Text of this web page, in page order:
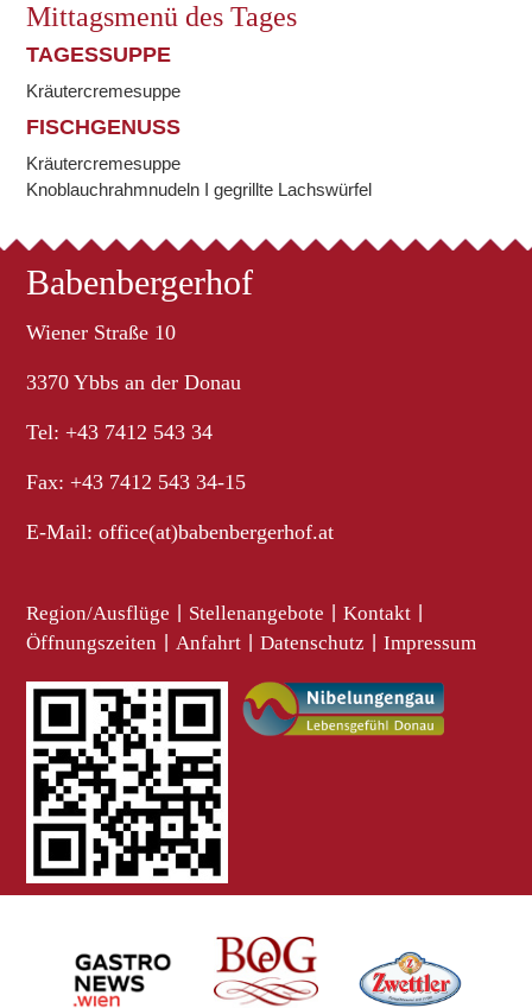
Mittagsmenü des Tages
TAGESSUPPE
Kräutercremesuppe
FISCHGENUSS
Kräutercremesuppe
Knoblauchrahmnudeln I gegrillte Lachswürfel
Babenbergerhof
Wiener Straße 10
3370 Ybbs an der Donau
Tel: +43 7412 543 34
Fax: +43 7412 543 34-15
E-Mail:office(at)babenbergerhof.at
Region/Ausflüge Stellenangebote Kontakt
Öffnungszeiten Anfahrt Datenschutz Impressum